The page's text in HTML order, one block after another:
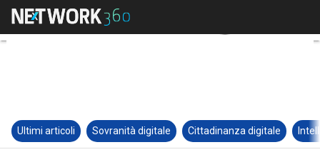
Ultimi articoli Sovranità digitale Cittadinanza digitale